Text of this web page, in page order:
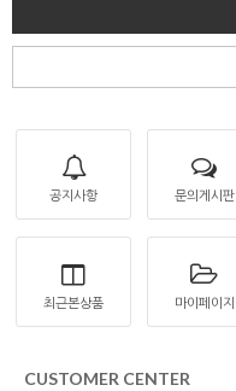
공지사항 문의게시판
최근본상품 마이페이지
CUSTOMER CENTER